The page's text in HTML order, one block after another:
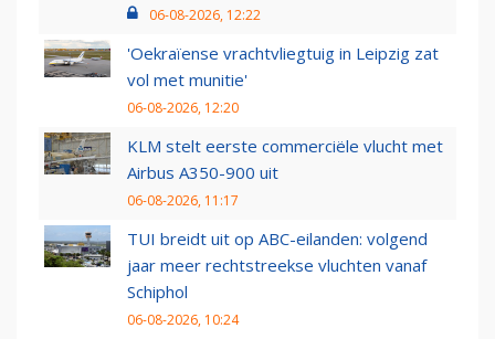
06-08-2026, 12:22
'Oekraïense vrachtvliegtuig in Leipzig zat
vol met munitie'
06-08-2026, 12:20
KLM stelt eerste commerciële vlucht met
Airbus A350-900 uit
06-08-2026, 11:17
TUI breidt uit op ABC-eilanden: volgend
jaar meer rechtstreekse vluchten vanaf
Schiphol
06-08-2026, 10:24